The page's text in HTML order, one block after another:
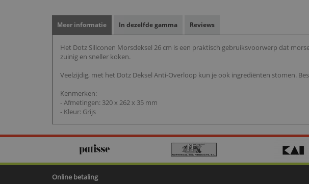
Meer informatie In dezelfde gamma Reviews
Het Dotz Siliconen Morsdeksel 26 cm is een praktisch gebruiksvoorwerp dat
zuinig en sneller koken.
Veelzijdig, met het Dotz Deksel Anti-Overloop kun je ook ingrediënten stomen.
Kenmerken:
- Afmetingen: 320 x 262 x 35 mm
- Kleur: Grijs
Online betaling